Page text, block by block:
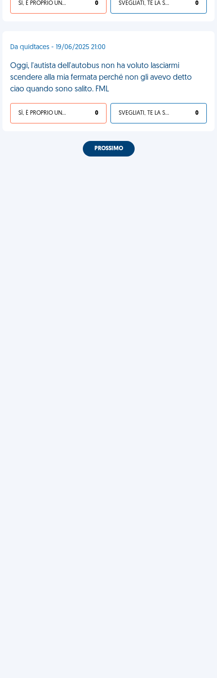
SÌ, È PROPRIO UNA VDM! 0 SVEGLIATI, TE LA SEI CERCATA! 0
Da quidtaces - 19/06/2025 21:00
Oggi, l'autista dell'autobus non ha voluto lasciarmi
scendere alla mia fermata perché non gli avevo detto
ciao quando sono salito. FML
SÌ, È PROPRIO UNA VDM! 0 SVEGLIATI, TE LA SEI CERCATA! 0
PROSSIMO